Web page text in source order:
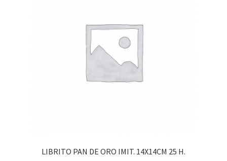
LIBRITO PAN DE ORO IMIT. 14X14CM 25 H.